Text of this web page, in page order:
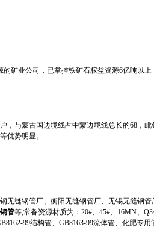
业公司，已掌控铁矿石权益资源6亿吨以上
与蒙古国边境线占中蒙边境线总长的68，
优势明显。
缝钢管厂、衡阳无缝钢管厂、无锡无缝钢管
管等,常备资源材质为：20#、45#、16MN、
99结构管、GB8163-99流体管、化肥专